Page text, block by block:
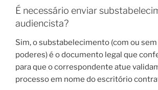
É necessário enviar
audiencista?
Sim, o substabelecimento (com ou
poderes) é o documento legal que
para que o correspondente atue
processo em nome do escritório